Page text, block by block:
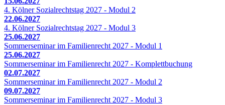
4. Kölner Sozialrechtstag 2027 - Modul 2
22.06.2027
4. Kölner Sozialrechtstag 2027 - Modul 3
25.06.2027
Sommerseminar im Familienrecht 2027 - Modul 1
25.06.2027
Sommerseminar im Familienrecht 2027 - Komplettbuchung
02.07.2027
Sommerseminar im Familienrecht 2027 - Modul 2
09.07.2027
Sommerseminar im Familienrecht 2027 - Modul 3